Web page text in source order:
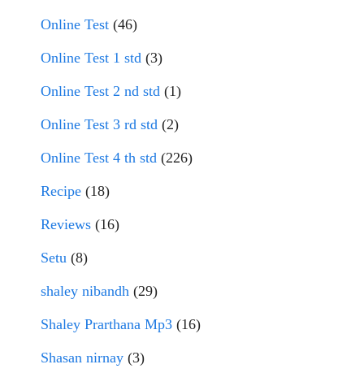
Online Test (46)
Online Test 1 std (3)
Online Test 2 nd std (1)
Online Test 3 rd std (2)
Online Test 4 th std (226)
Recipe (18)
Reviews (16)
Setu (8)
shaley nibandh (29)
Shaley Prarthana Mp3 (16)
Shasan nirnay (3)